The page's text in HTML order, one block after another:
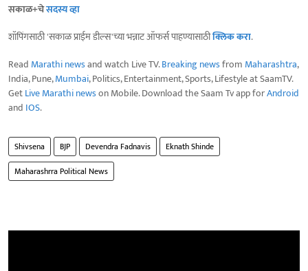
सकाळ+चेसदस्य व्हा
शॉपिंगसाठी 'सकाळ प्राईम डील्स'च्या भन्नाट ऑफर्स पाहण्यासाठीक्लिक करा.
Read Marathi newsand watch Live TV.Breaking newsfrom Maharashtra,
India, Pune,Mumbai, Politics, Entertainment, Sports, Lifestyle at SaamTV.
GetLive Marathi newson Mobile. Download the Saam Tv app forAndroid
and IOS.
Shivsena BJP Devendra Fadnavis
Eknath Shinde
Maharashrra Political News